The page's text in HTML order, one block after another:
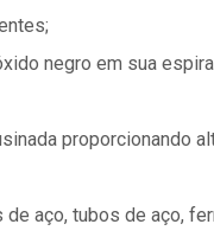
negro em sua
proporcionando
aço, tubos de aço,